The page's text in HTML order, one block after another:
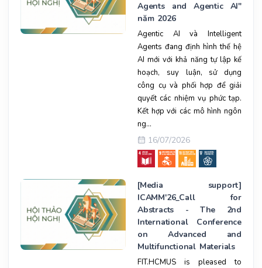
Agents and Agentic AI"
năm 2026
Agentic AI và Intelligent
Agents đang định hình thế hệ
AI mới với khả năng tự lập kế
hoạch, suy luận, sử dụng
công cụ và phối hợp để giải
quyết các nhiệm vụ phức tạp.
Kết hợp với các mô hình ngôn
ng...
16/07/2026
[Media support]
ICAMM'26_Call for
Abstracts - The 2nd
International Conference
on Advanced and
Multifunctional Materials
FIT.HCMUS is pleased to